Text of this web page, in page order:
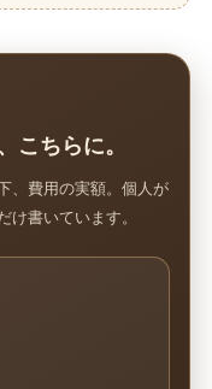
こちらに。
、費用の実額。個人が
け書いています。